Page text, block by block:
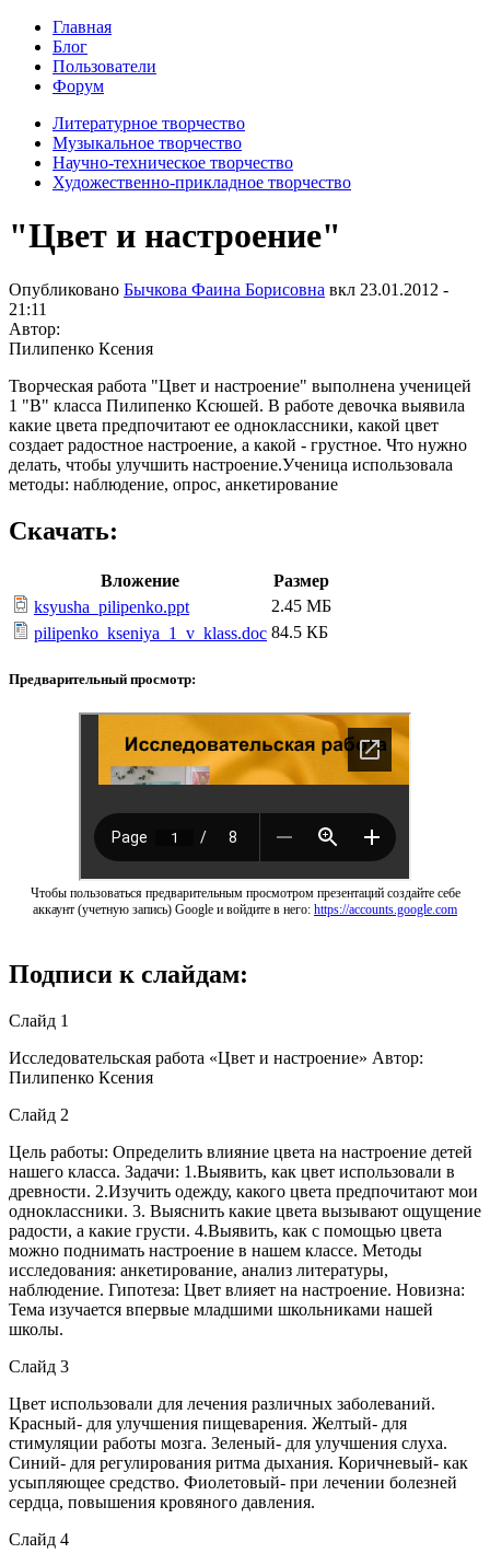
Главная
Блог
Пользователи
Форум
Литературное творчество
Музыкальное творчество
Научно-техническое творчество
Художественно-прикладное творчество
"Цвет и настроение"
Опубликовано Бычкова Фаина Борисовна вкл 23.01.2012 -
21:11
Автор:
Пилипенко Ксения
Творческая работа "Цвет и настроение" выполнена ученицей
1 "В" класса Пилипенко Ксюшей. В работе девочка выявила
какие цвета предпочитают ее одноклассники, какой цвет
создает радостное настроение, а какой - грустное. Что нужно
делать, чтобы улучшить настроение.Ученица использовала
методы: наблюдение, опрос, анкетирование
Скачать:
Вложение
Размер
ksyusha_pilipenko.ppt
2.45 МБ
pilipenko_kseniya_1_v_klass.doc 84.5 КБ
Предварительный просмотр:
Чтобы пользоваться предварительным просмотром презентаций создайте себе
аккаунт (учетную запись) Google и войдите в него: https://accounts.google.com
Подписи к слайдам:
Слайд 1
Исследовательская работа «Цвет и настроение» Автор:
Пилипенко Ксения
Слайд 2
Цель работы: Определить влияние цвета на настроение детей
нашего класса. Задачи: 1.Выявить, как цвет использовали в
древности. 2.Изучить одежду, какого цвета предпочитают мои
одноклассники. 3. Выяснить какие цвета вызывают ощущение
радости, а какие грусти. 4.Выявить, как с помощью цвета
можно поднимать настроение в нашем классе. Методы
исследования: анкетирование, анализ литературы,
наблюдение. Гипотеза: Цвет влияет на настроение. Новизна:
Тема изучается впервые младшими школьниками нашей
школы.
Слайд 3
Цвет использовали для лечения различных заболеваний.
Красный- для улучшения пищеварения. Желтый- для
стимуляции работы мозга. Зеленый- для улучшения слуха.
Синий- для регулирования ритма дыхания. Коричневый- как
усыпляющее средство. Фиолетовый- при лечении болезней
сердца, повышения кровяного давления.
Слайд 4